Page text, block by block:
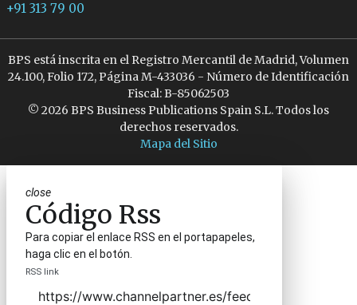
+91 313 79 00
BPS está inscrita en el Registro Mercantil de Madrid, Volumen
24.100, Folio 172, Página M-433036 - Número de Identificación
Fiscal: B-85062503
© 2026 BPS Business Publications Spain S.L. Todos los
derechos reservados.
Mapa del Sitio
close
Código Rss
Para copiar el enlace RSS en el portapapeles,
haga clic en el botón.
RSS link